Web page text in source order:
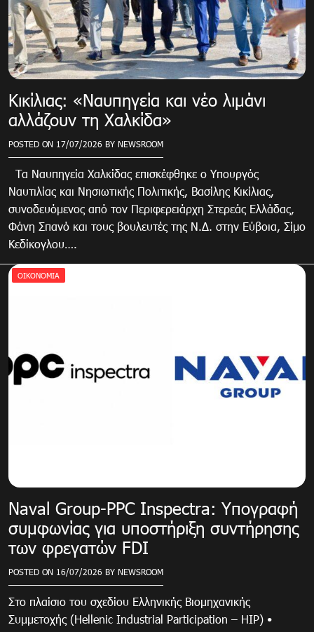
Κικίλιας: «Ναυπηγεία και νέο λιμάνι
αλλάζουν τη Χαλκίδα»
POSTED ON 17/07/2026 BY NEWSROOM
Τα Ναυπηγεία Χαλκίδας επισκέφθηκε ο Υπουργός
Ναυτιλίας και Νησιωτικής Πολιτικής, Βασίλης Κικίλιας,
συνοδευόμενος από τον Περιφερειάρχη Στερεάς Ελλάδας,
Φάνη Σπανό και τους βουλευτές της Ν.Δ. στην Εύβοια, Σίμο
Κεδίκογλου….
ΟΙΚΟΝΟΜΊΑ
Naval Group-PPC Inspectra: Υπογραφή
συμφωνίας για υποστήριξη συντήρησης
των φρεγατών FDI
POSTED ON 16/07/2026 BY NEWSROOM
Στο πλαίσιο του σχεδίου Ελληνικής Βιομηχανικής
Συμμετοχής (Hellenic Industrial Participation – HIP) •